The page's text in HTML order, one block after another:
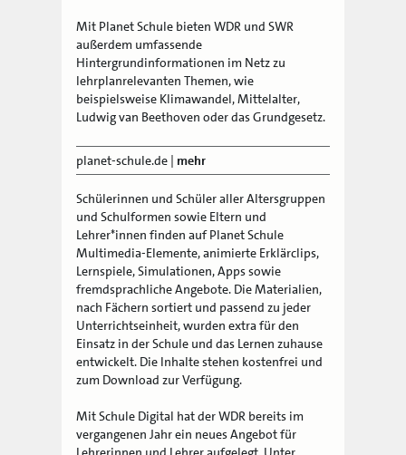
Mit Planet Schule bieten WDR und SWR
außerdem umfassende
Hintergrundinformationen im Netz zu
lehrplanrelevanten Themen, wie
beispielsweise Klimawandel, Mittelalter,
Ludwig van Beethoven oder das Grundgesetz.
planet-schule.de | mehr
Schülerinnen und Schüler aller Altersgruppen
und Schulformen sowie Eltern und
Lehrer*innen finden auf Planet Schule
Multimedia-Elemente, animierte Erklärclips,
Lernspiele, Simulationen, Apps sowie
fremdsprachliche Angebote. Die Materialien,
nach Fächern sortiert und passend zu jeder
Unterrichtseinheit, wurden extra für den
Einsatz in der Schule und das Lernen zuhause
entwickelt. Die Inhalte stehen kostenfrei und
zum Download zur Verfügung.
Mit Schule Digital hat der WDR bereits im
vergangenen Jahr ein neues Angebot für